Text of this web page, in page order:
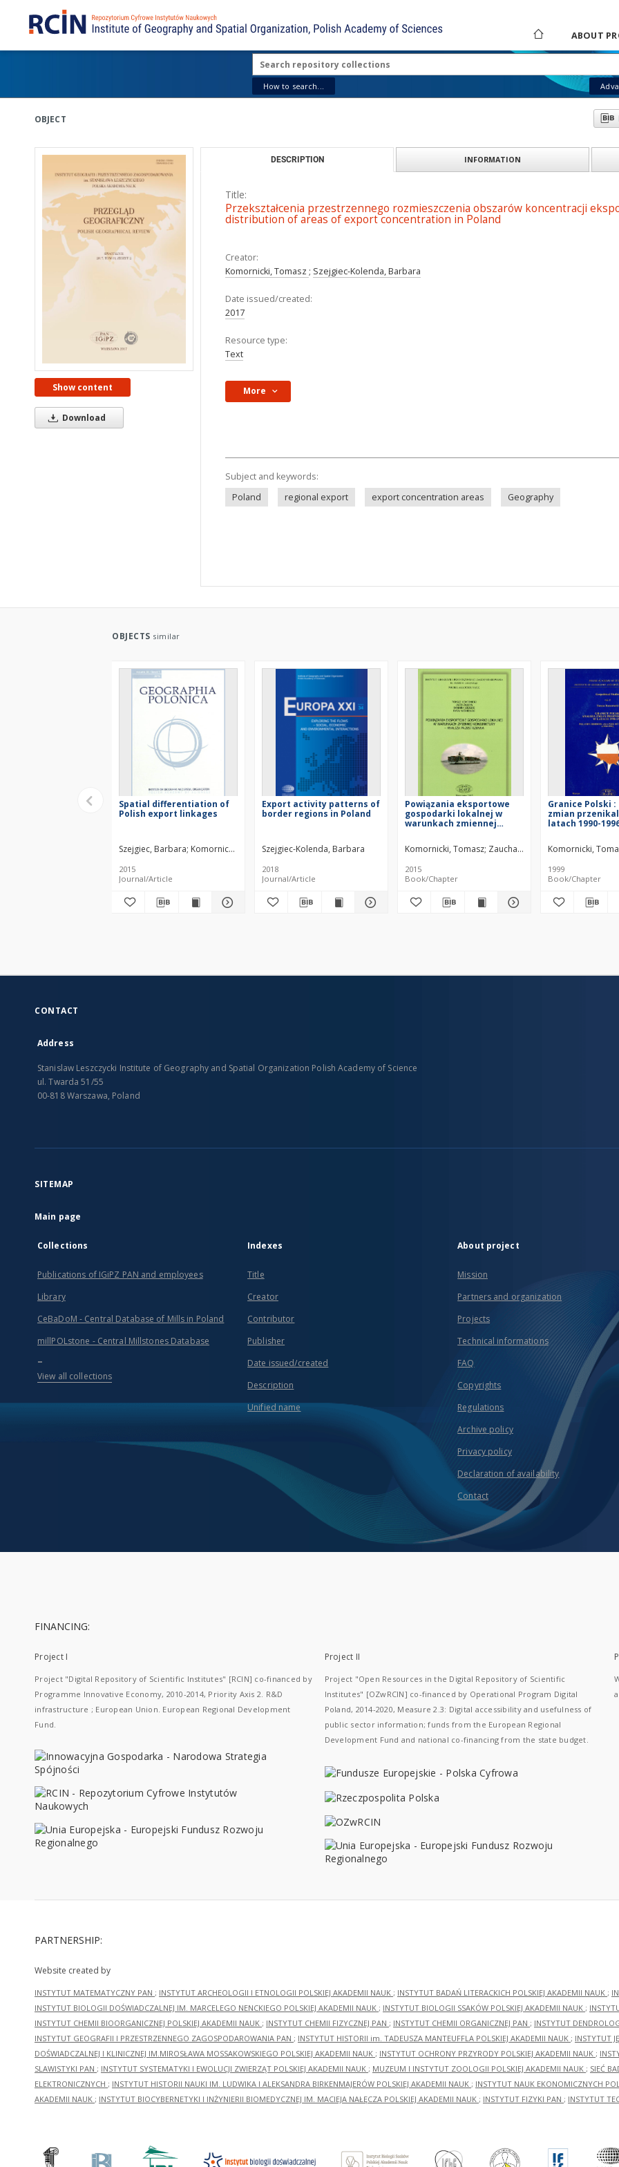
ABOUT
How to search...
OBJECT
Show content
Download
DESCRIPTION INFORMATION
Title:
Przekształcenia przestrzennego rozmieszczenia obszarów koncentracji
distribution of areas of export concentration in Poland
Creator:
Komornicki, Tomasz ; Szejgiec-Kolenda, Barbara
Date issued/created:
2017
Resource type:
Text
More
Subject and keywords:
Poland
regional export export concentration areas Geography
OBJECTS similar
Spatial differentiation of
Polish export linkages
Szejgiec, Barbara Komornicki, Tomasz
2015
Journal/Article
Export activity patterns of
border regions in Poland
Szejgiec-Kolenda, Barbara
2018
Journal/Article
Powiązania eksportowe
gospodarki lokalnej w
warunkach zmiennej
przestrzenna = Export
linkages of local economy
situation : spatial analysis
Komornicki, Tomasz Zaucha, Jacek Szejgiec, Barbara
2015
Book/Chapter
Granice Polski
zmian
latach 1990-
of permeability
1996)
Komornicki,
1999
Book/Chapter
CONTACT
Address
Stanislaw Leszczycki Institute of Geography and Spatial Organization Polish Academy of Science
ul. Twarda 51/55
00-818 Warszawa, Poland
SITEMAP
Main page
Collections
Publications of IGiPZ PAN and employees
Library
CeBaDoM - Central Database of Mills in Poland
millPOLstone - Central Millstones Database
...
View all collections
Indexes
Title
Creator
Contributor
Publisher
Date issued/created
Description
Unified name
About project
Mission
Partners and organization
Projects
Technical informations
FAQ
Copyrights
Regulations
Archive policy
Privacy policy
Declaration of availability
Contact
FINANCING:
Project I
Project "Digital Repository of Scientific Institutes" [RCIN] co-financed by
Programme Innovative Economy, 2010-2014, Priority Axis 2. R&D
infrastructure ; European Union. European Regional Development
Fund.
Project II
Project "Open Resources in the Digital Repository of Scientific
Institutes" [OZwRCIN] co-financed by Operational Program Digital
Poland, 2014-2020, Measure 2.3: Digital accessibility and usefulness of
public sector information; funds from the European Regional
Development Fund and national co-financing from the state budget.
PARTNERSHIP:
Website created by
INSTYTUT MATEMATYCZNY PAN ; INSTYTUT ARCHEOLOGII I ETNOLOGII POLSKIEJ AKADEMII NAUK ; INSTYTUT BADAŃ LITERACKICH POLSKIEJ AKADEMII NAUK ;
INSTYTUT BIOLOGII DOŚWIADCZALNEJ IM. MARCELEGO NENCKIEGO POLSKIEJ AKADEMII NAUK ; INSTYTUT BIOLOGII SSAKÓW POLSKIEJ AKADEMII NAUK ;
INSTYTUT CHEMII BIOORGANICZNEJ POLSKIEJ AKADEMII NAUK ; INSTYTUT CHEMII FIZYCZNEJ PAN ; INSTYTUT CHEMII ORGANICZNEJ PAN ; INSTYTUT
INSTYTUT GEOGRAFII I PRZESTRZENNEGO ZAGOSPODAROWANIA PAN ; INSTYTUT HISTORII im. TADEUSZA MANTEUFFLA POLSKIEJ AKADEMII NAUK ; INSTYTUT
DOŚWIADCZALNEJ I KLINICZNEJ IM.MIROSŁAWA MOSSAKOWSKIEGO POLSKIEJ AKADEMII NAUK ; INSTYTUT OCHRONY PRZYRODY POLSKIEJ AKADEMII NAUK ;
SLAWISTYKI PAN ; INSTYTUT SYSTEMATYKI I EWOLUCJI ZWIERZĄT POLSKIEJ AKADEMII NAUK ; MUZEUM I INSTYTUT ZOOLOGII POLSKIEJ AKADEMII NAUK ; SIEĆ
ELEKTRONICZNYCH ; INSTYTUT HISTORII NAUKI IM. LUDWIKA I ALEKSANDRA BIRKENMAJERÓW POLSKIEJ AKADEMII NAUK ; INSTYTUT NAUK EKONOMICZNYCH
AKADEMII NAUK ; INSTYTUT BIOCYBERNETYKI I INŻYNIERII BIOMEDYCZNEJ IM. MACIEJA NAŁĘCZA POLSKIEJ AKADEMII NAUK ; INSTYTUT FIZYKI PAN ; INSTYTUT